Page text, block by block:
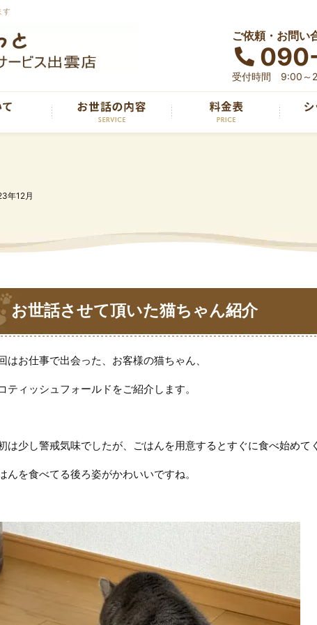
す
ご依頼・お問い
受付時間 9:00～
年12月
お世話させて頂いた猫ちゃん紹介
はお仕事で出会った、お客様の猫ちゃん、
ティッシュフォールドをご紹介します。
は少し警戒気味でしたが、ごはんを用意するとすぐに食べ始めて
んを食べてる後ろ姿がかわいいですね。